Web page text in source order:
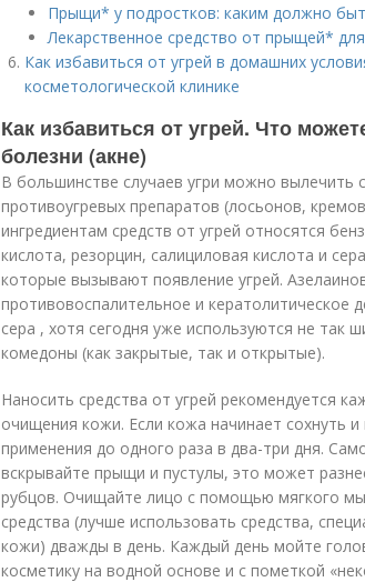
Прыщи* у подростков: каким должно
Лекарственное средство от прыщей*
Как избавиться от угрей в домашних
косметологической клинике
Как избавиться от угрей. Что
болезни (акне)
В большинстве случаев угри можно
противоугревых препаратов (лосьонов,
ингредиентам средств от угрей относятся
кислота, резорцин, салициловая кислота и
которые вызывают появление угрей.
противовоспалительное и кератолитическое
сера , хотя сегодня уже используются не так
комедоны (как закрытые, так и открытые).
Наносить средства от угрей рекомендуется
очищения кожи. Если кожа начинает сохнуть
применения до одного раза в два-три дня.
вскрывайте прыщи и пустулы, это может
рубцов. Очищайте лицо с помощью мягкого
средства (лучше использовать средства,
кожи) дважды в день. Каждый день мойте
косметику на водной основе и с пометкой